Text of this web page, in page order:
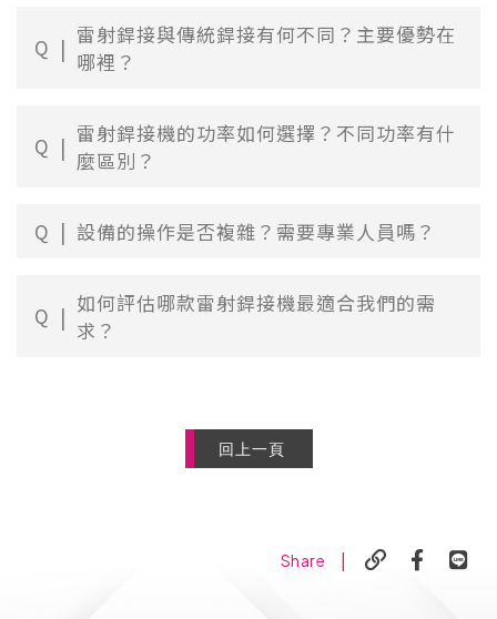
Q
雷射銲接與傳統銲接有何不同？主要優勢在
哪裡？
Q
雷射銲接機的功率如何選擇？不同功率有什
麼區別？
Q 設備的操作是否複雜？需要專業人員嗎？
Q
如何評估哪款雷射銲接機最適合我們的需
求？
回上一頁
Share |